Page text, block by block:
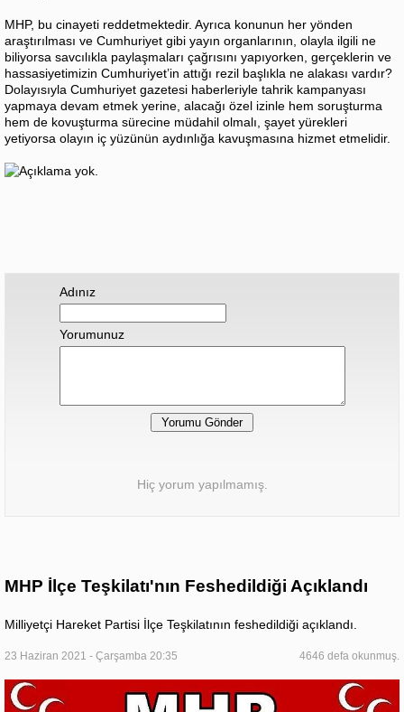
MHP, bu cinayeti reddetmektedir. Ayrıca konunun her yönden
araştırılması ve Cumhuriyet gibi yayın organlarının, olayla ilgili ne
biliyorsa savcılıkla paylaşmaları çağrısını yapıyorken, gerçeklerin ve
hassasiyetimizin Cumhuriyet’in attığı rezil başlıkla ne alakası vardır?
Dolayısıyla Cumhuriyet gazetesi haberleriyle tahrik kampanyası
yapmaya devam etmek yerine, alacağı özel izinle hem soruşturma
hem de kovuşturma sürecine müdahil olmalı, şayet yürekleri
yetiyorsa olayın iç yüzünün aydınlığa kavuşmasına hizmet etmelidir.
Adınız
Yorumunuz
Hiç yorum yapılmamış.
MHP İlçe Teşkilatı'nın Feshedildiği Açıklandı
Milliyetçi Hareket Partisi İlçe Teşkilatının feshedildiği açıklandı.
23 Haziran 2021 - Çarşamba 20:35 4646 defa okunmuş.